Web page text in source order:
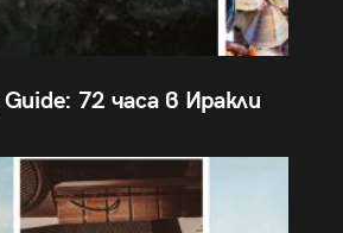
72 часа в Иракли